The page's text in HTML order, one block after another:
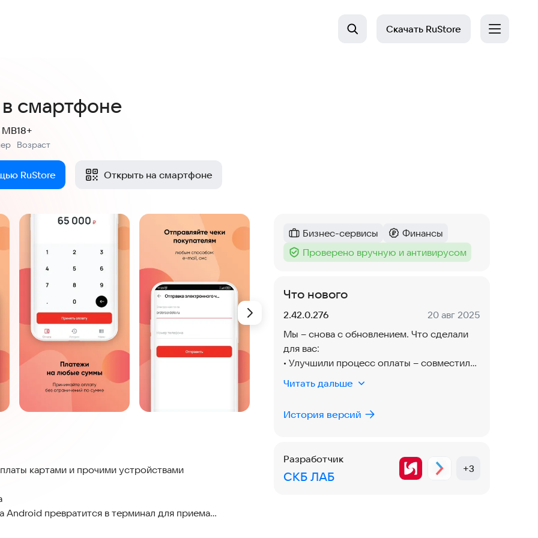
Скачать RuStore
смартфоне
MB
Возраст
18+
RuStore Открыть на смартфоне
картами и прочими устройствами
превратится в терминал для приема
Pay, Apple Pay и Samsung Pay, а также по QR-
Категория:
Бизнес-сервисы
Категория:
Финансы
Тег :
Проверено вручную и антивирусом
Что нового
Версия:
2.42.0.276 Дата:
20 авг 2025
Мы – снова с обновлением. Что сделали
для вас:
• Улучшили процесс оплаты – совместили
карточный платеж и оплату по QR-коду на
одном экране
платежей, теперь ваши транзакции под
красивее
Читать дальше
История версий
Разработчик
СКБ ЛАБ
+3